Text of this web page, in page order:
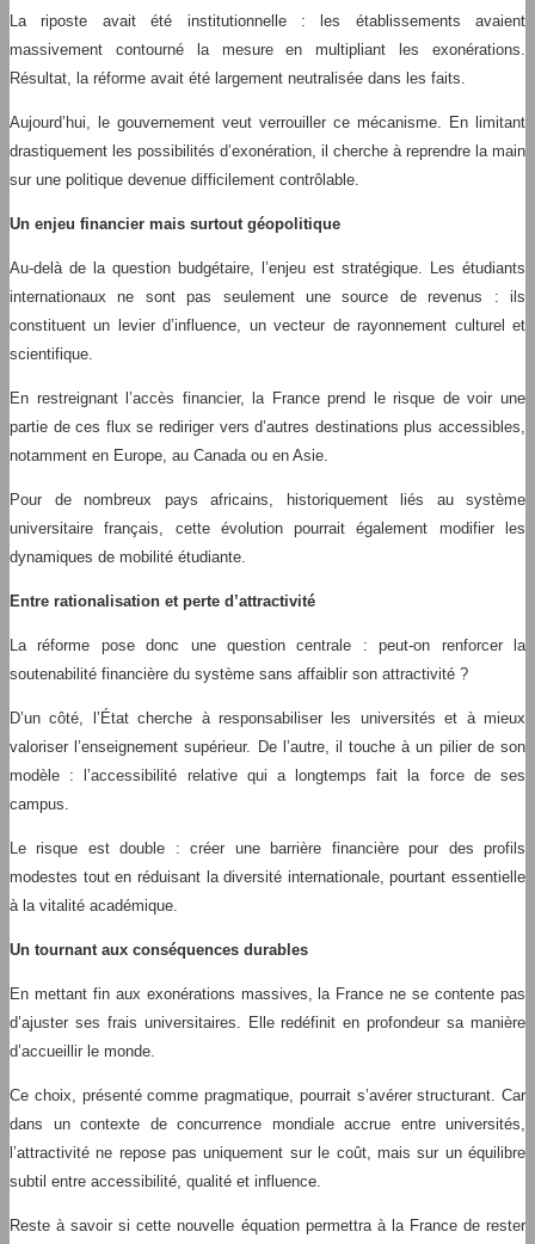
La riposte avait été institutionnelle : les établissements avaient
massivement contourné la mesure en multipliant les exonérations.
Résultat, la réforme avait été largement neutralisée dans les faits.
Aujourd’hui, le gouvernement veut verrouiller ce mécanisme. En limitant
drastiquement les possibilités d’exonération, il cherche à reprendre la main
sur une politique devenue difficilement contrôlable.
Un enjeu financier mais surtout géopolitique
Au-delà de la question budgétaire, l’enjeu est stratégique. Les étudiants
internationaux ne sont pas seulement une source de revenus : ils
constituent un levier d’influence, un vecteur de rayonnement culturel et
scientifique.
En restreignant l’accès financier, la France prend le risque de voir une
partie de ces flux se rediriger vers d’autres destinations plus accessibles,
notamment en Europe, au Canada ou en Asie.
Pour de nombreux pays africains, historiquement liés au système
universitaire français, cette évolution pourrait également modifier les
dynamiques de mobilité étudiante.
Entre rationalisation et perte d’attractivité
La réforme pose donc une question centrale : peut-on renforcer la
soutenabilité financière du système sans affaiblir son attractivité ?
D’un côté, l’État cherche à responsabiliser les universités et à mieux
valoriser l’enseignement supérieur. De l’autre, il touche à un pilier de son
modèle : l’accessibilité relative qui a longtemps fait la force de ses
campus.
Le risque est double : créer une barrière financière pour des profils
modestes tout en réduisant la diversité internationale, pourtant essentielle
à la vitalité académique.
Un tournant aux conséquences durables
En mettant fin aux exonérations massives, la France ne se contente pas
d’ajuster ses frais universitaires. Elle redéfinit en profondeur sa manière
d’accueillir le monde.
Ce choix, présenté comme pragmatique, pourrait s’avérer structurant. Car
dans un contexte de concurrence mondiale accrue entre universités,
l’attractivité ne repose pas uniquement sur le coût, mais sur un équilibre
subtil entre accessibilité, qualité et influence.
Reste à savoir si cette nouvelle équation permettra à la France de rester